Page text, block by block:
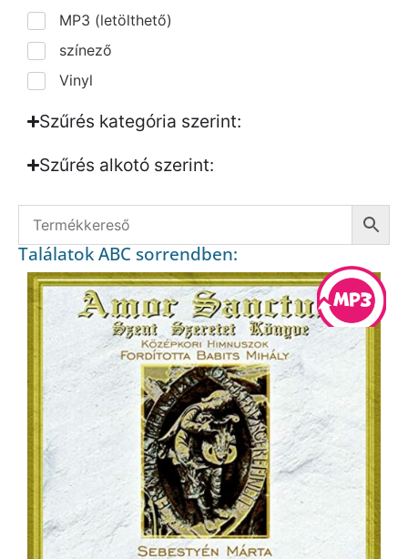
MP3 (letölthető)
színező
Vinyl
Szűrés kategória szerint:
Szűrés alkotó szerint:​
Találatok ABC sorrendben: